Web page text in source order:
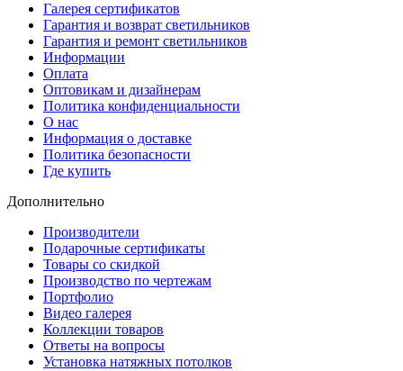
Галерея сертификатов
Гарантия и возврат светильников
Гарантия и ремонт светильников
Информации
Оплата
Оптовикам и дизайнерам
Политика конфиденциальности
О нас
Информация о доставке
Политика безопасности
Где купить
Дополнительно
Производители
Подарочные сертификаты
Товары со скидкой
Производство по чертежам
Портфолио
Видео галерея
Коллекции товаров
Ответы на вопросы
Установка натяжных потолков